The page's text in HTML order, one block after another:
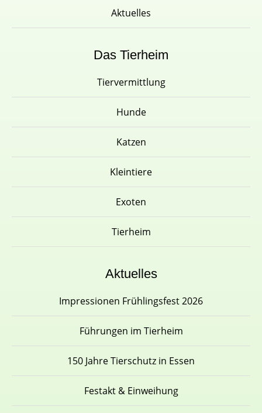
Aktuelles
Das Tierheim
Tiervermittlung
Hunde
Katzen
Kleintiere
Exoten
Tierheim
Aktuelles
Impressionen Frühlingsfest 2026
Führungen im Tierheim
150 Jahre Tierschutz in Essen
Festakt & Einweihung